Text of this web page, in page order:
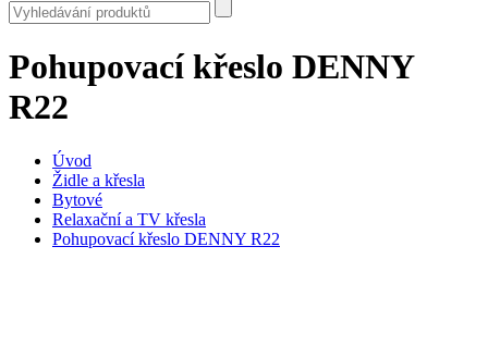
Pohupovací křeslo DENNY
R22
Úvod
Židle a křesla
Bytové
Relaxační a TV křesla
Pohupovací křeslo DENNY R22